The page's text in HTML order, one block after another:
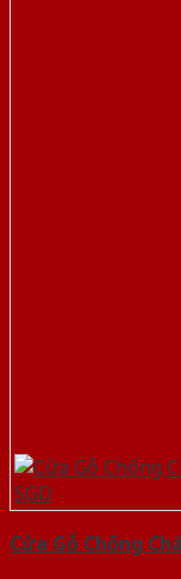
Cửa Gỗ Chống